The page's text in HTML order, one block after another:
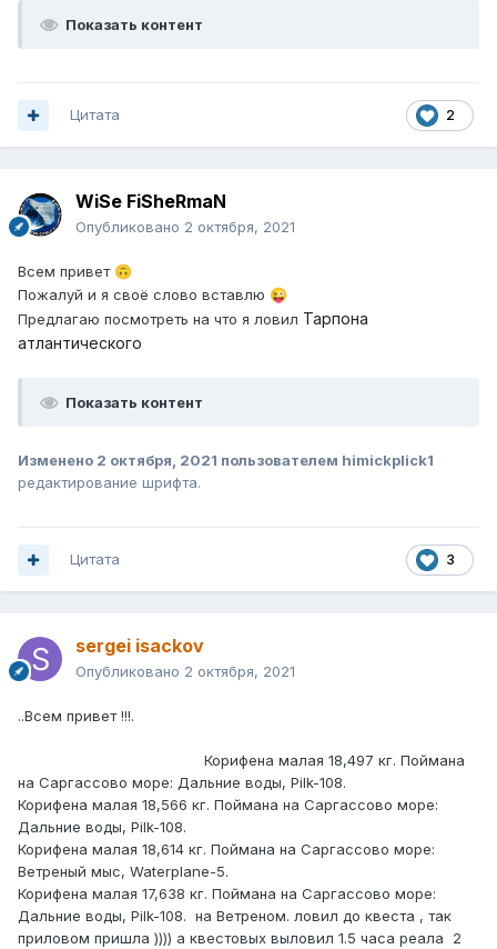
Показать контент
2
Цитата
WiSe FiSheRmaN
Опубликовано 2 октября, 2021
Всем привет 🙃
Пожалуй и я своё слово вставлю 😜
Предлагаю посмотреть на что я ловил Тарпона
атлантического
Показать контент
Изменено 2 октября, 2021 пользователем himickplick1
редактирование шрифта.
3
Цитата
sergei isackov
Опубликовано 2 октября, 2021
..Всем привет !!!.
Корифена малая 18,497 кг. Поймана
на Саргассово море: Дальние воды, Pilk-108.
Корифена малая 18,566 кг. Поймана на Саргассово море:
Дальние воды, Pilk-108.
Корифена малая 18,614 кг. Поймана на Саргассово море:
Ветреный мыс, Waterplane-5.
Корифена малая 17,638 кг. Поймана на Саргассово море:
Дальние воды, Pilk-108. на Ветреном. ловил до квеста , так
приловом пришла )))) а квестовых выловил 1.5 часа реала 2